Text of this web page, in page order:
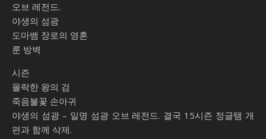
오브 레전드.
야생의 섬광
도마뱀 장로의 영혼
룬 방벽
시즌
몰락한 왕의 검
죽음불꽃 손아귀
야생의 섬광 – 일명 섬광 오브 레전드. 결국 15시즌 정글탬 개
편과 함께 삭제.